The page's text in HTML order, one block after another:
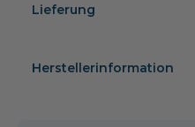
Lieferung
Herstellerinformation